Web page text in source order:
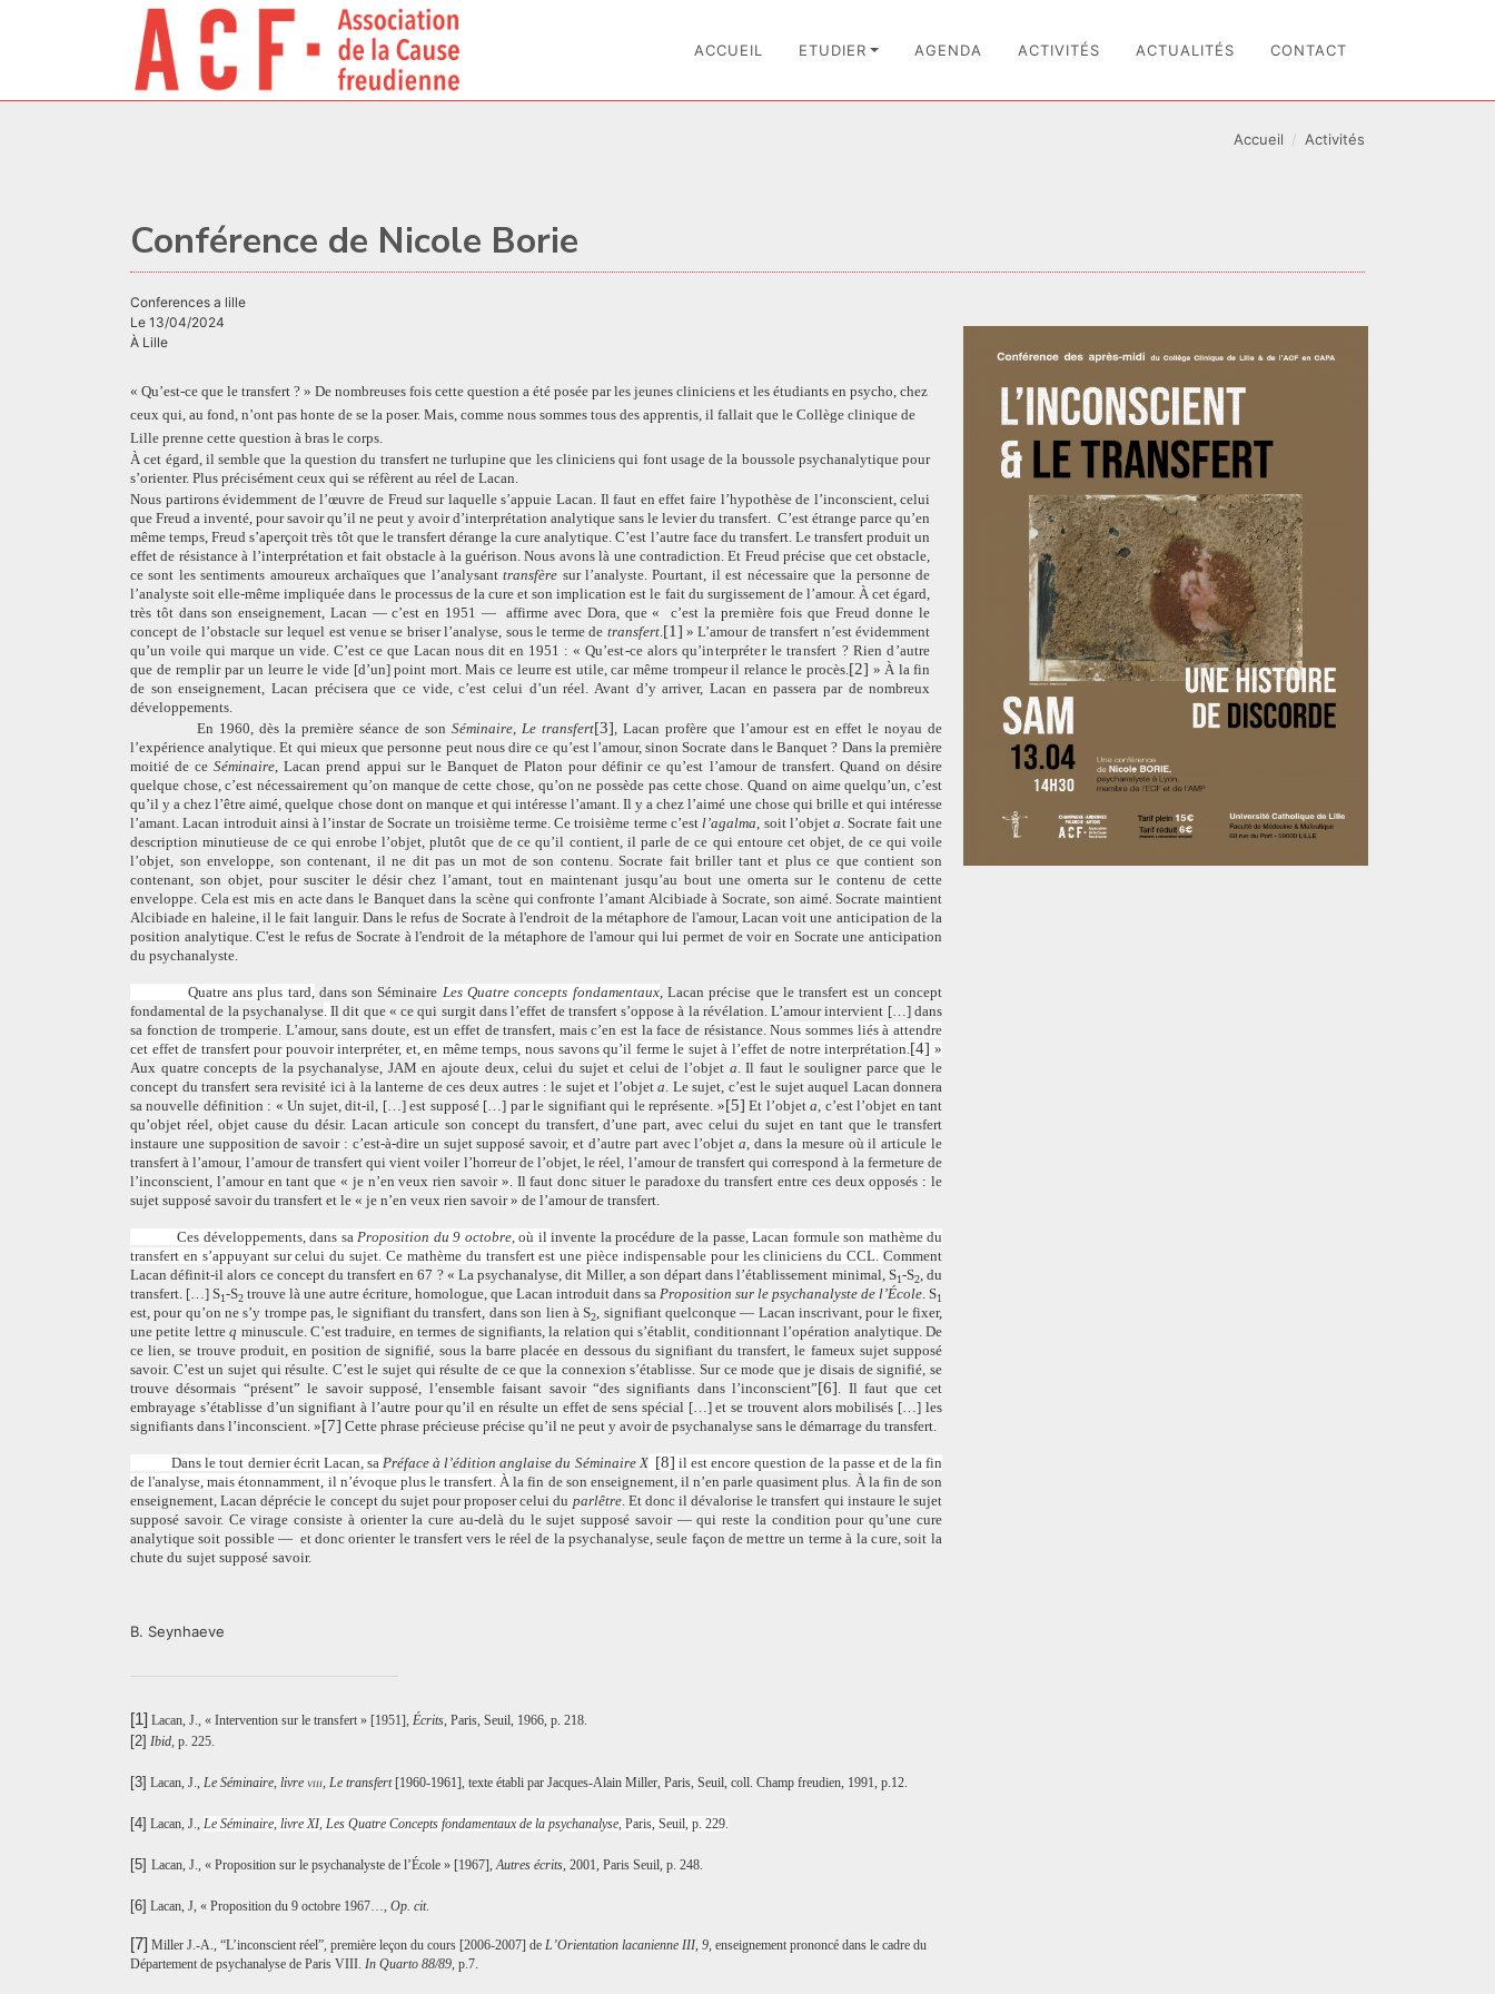
ACCUEIL ETUDIER AGENDA ACTIVITÉS ACTUALITÉS CONTACT
Accueil Activités
Conférence de Nicole Borie
conferences a lille
Le 13/04/2024
À Lille
« Qu’est-ce que le transfert ? » De nombreuses fois cette question a été posée par les jeunes cliniciens et les étudiants en psycho, chez
ceux qui, au fond, n’ont pas honte de se la poser. Mais, comme nous sommes tous des apprentis, il fallait que le Collège clinique de
Lille prenne cette question à bras le corps.
À cet égard, il semble que la question du transfert ne turlupine que les cliniciens qui font usage de la boussole psychanalytique pour
s’orienter. Plus précisément ceux qui se réfèrent au réel de Lacan.
Nous partirons évidemment de l’œuvre de Freud sur laquelle s’appuie Lacan.Il faut en effet faire l’hypothèse de l’inconscient, celui
que Freud a inventé, pour savoir qu’il ne peut y avoir d’interprétation analytique sans le levier du transfert.C’est étrange parce qu’en
même temps, Freud s’aperçoit très tôt que le transfert dérange la cure analytique. C’est l’autre face du transfert. Le transfert produit un
effet de résistance à l’interprétation et fait obstacle à la guérison. Nous avons là une contradiction. Et Freud précise que cet obstacle,
ce sont les sentiments amoureux archaïques que l’analysanttransfère sur l’analyste. Pourtant, il est nécessaire que la personne de
l’analyste soit elle-même impliquée dans le processus de la cure et son implication est le fait du surgissement de l’amour. À cet égard,
très tôt dans son enseignement, Lacan — c’est en 1951 —
affirme avec Dora, que« c’est la première fois que Freud donne le
concept de l’obstacle sur lequel est venue se briser l’analyse, sous le terme de transfert.[1] » L’amour de transfert n’est évidemment
qu’un voile qui marque un vide. C’est ce que Lacan nous dit en 1951 : « Qu’est-ce alors qu’interpréter le transfert ? Rien d’autre
que de remplir par un leurrele vide [d’un] point mort. Mais ce leurre est utile, car même trompeur il relance le procès.[2] »À la fin
de son enseignement, Lacan précisera que ce vide, c’est celui d’un réel.Avant d’y arriver, Lacan en passera par de nombreux
développements.
En 1960, dès la première séance de son Séminaire, Le transfert[3], Lacan profère que l’amour est en effet le noyau de
l’expérience analytique. Et qui mieux que personne peut nous dire ce qu’est l’amour, sinon Socrate dans le Banquet ? Dans la première
moitié de ceSéminaire, Lacan prend appui sur le Banquet de Platon pour définir ce qu’est l’amour de transfert. Quand on désire
quelque chose, c’est nécessairement qu’on manque de cette chose, qu’on ne possède pas cette chose. Quand on aime quelqu’un, c’est
qu’il y a chez l’être aimé, quelque chose dont on manque et qui intéresse l’amant. Il y a chez l’aimé une chose qui brille et qui intéresse
l’amant. Lacan introduit ainsi à l’instar de Socrate un troisième terme. Ce troisième terme c’estl’agalma, soit l’objeta. Socrate fait une
description minutieuse de ce qui enrobe l’objet, plutôt que de ce qu’il contient, il parle de ce qui entoure cet objet, de ce qui voile
l’objet, son enveloppe, son contenant, il ne dit pas un mot de son contenu. Socrate fait briller tant et plus ce que contient son
contenant, son objet, pour susciter le désir chez l’amant, tout en maintenant jusqu’au bout une omerta sur le contenu de cette
enveloppe. Cela est mis en acte dans le Banquet dans la scène qui confronte l’amant Alcibiade à Socrate, son aimé. Socrate maintient
Alcibiade en haleine, il le fait languir. Dans le refus de Socrate à l'endroit de la métaphore de l'amour, Lacan voit une anticipation de la
position analytique. C'est le refus de Socrate à l'endroit de la métaphore de l'amour qui lui permet de voir en Socrate une anticipation
du psychanalyste.
Quatre ans plus tard,dans son Séminaire Les Quatre concepts fondamentaux, Lacan précise que le transfert est un concept
fondamental de la psychanalyse.Il dit que « ce qui surgit dans l’effet de transfert s’oppose à la révélation. L’amour intervient […] dans
sa fonction de tromperie. L’amour, sans doute, est un effet de transfert, mais c’en est la face de résistance.Nous sommes liés à attendre
cet effet de transfert pour pouvoir interpréter, et, en même temps, nous savons qu’il ferme le sujet à l’effet de notre interprétation.[4] »
Aux quatre concepts de la psychanalyse, JAM en ajoute deux, celui du sujet et celui de l’objet a. Il faut le souligner parce que le
concept du transfert sera revisité ici à la lanterne de ces deux autres : le sujet et l’objet a. Le sujet, c’est le sujet auquel Lacan donnera
sa nouvelle définition : « Un sujet, dit-il, […] est supposé […] par le signifiant qui le représente. »[5] Et l’objeta, c’est l’objet en tant
qu’objet réel, objet cause du désir. Lacan articule son concept du transfert, d’une part, avec celui du sujet en tant que le transfert
instaure une supposition de savoir : c’est-à-dire un sujet supposé savoir, et d’autre part avec l’objeta, dans la mesure où il articule le
transfert à l’amour, l’amour de transfert qui vient voiler l’horreur de l’objet, le réel, l’amour de transfert qui correspond à la fermeture de
l’inconscient, l’amour en tant que « je n’en veux rien savoir ». Il faut donc situer le paradoxe du transfert entre ces deux opposés : le
sujet supposé savoir du transfert et le « je n’en veux rien savoir » de l’amour de transfert.
Ces développements, dans sa Proposition du 9 octobre, où il invente la procédure de la passe, Lacan formule son mathème du
transfert en s’appuyant sur celui du sujet. Ce mathème du transfert est une pièce indispensable pour les cliniciens du CCL. Comment
Lacan définit-il alors ce concept du transfert en 67 ? « La psychanalyse, dit Miller, a son départ dans l’établissement minimal, S1-S2, du
transfert. […] S1-S2 trouve là une autre écriture, homologue, que Lacan introduit dans sa Proposition sur le psychanalyste de l’École. S1
est, pour qu’on ne s’y trompe pas, le signifiant du transfert, dans son lien à S2, signifiant quelconque — Lacan inscrivant, pour le fixer,
une petite lettreq minuscule. C’est traduire, en termes de signifiants, la relation qui s’établit, conditionnant l’opération analytique. De
ce lien, se trouve produit, en position de signifié, sous la barre placée en dessous du signifiant du transfert, le fameux sujet supposé
savoir. C’est un sujet qui résulte. C’est le sujet qui résulte de ce que la connexion s’établisse. Sur ce mode que je disais de signifié, se
trouve désormais “présent” le savoir supposé, l’ensemble faisant savoir “des signifiants dans l’inconscient”[6]. Il faut que cet
embrayage s’établisse d’un signifiant à l’autre pour qu’il en résulte un effet de sens spécial […] et se trouvent alors mobilisés […] les
signifiants dans l’inconscient. »[7] Cette phrase précieuse précise qu’il ne peut y avoir de psychanalyse sans le démarrage du transfert.
Dans le tout dernier écrit Lacan, saPréface à l’édition anglaise du Séminaire X [8] il est encore question de la passe et de la fin
de l'analyse, mais étonnamment, il n’évoque plus le transfert. À la fin de son enseignement, il n’en parle quasiment plus. À la fin de son
enseignement, Lacan déprécie le concept du sujet pour proposer celui du parlêtre. Et donc il dévalorise le transfert qui instaure le sujet
supposé savoir. Ce virage consiste à orienter la cure au-delà du le sujet supposé savoir — qui reste la condition pour qu’une cure
analytique soit possible — et donc orienter le transfert vers le réel de la psychanalyse, seule façon demettre un terme à la cure, soit la
chute du sujet supposé savoir.
B. Seynhaeve
[1] Lacan, J., « Intervention sur le transfert » [1951], Écrits, Paris, Seuil, 1966, p. 218.
[2] Ibid, p. 225.
[3] Lacan, J., Le Séminaire, livre viii, Le transfert[1960-1961], texte établi par Jacques-Alain Miller, Paris, Seuil, coll. Champ freudien, 1991, p.12.
[4] Lacan, J., Le Séminaire, livre XI, Les Quatre Concepts fondamentaux de la psychanalyse, Paris, Seuil, p. 229.
[5] Lacan, J., « Proposition sur le psychanalyste de l’École » [1967],Autres écrits, 2001, Paris Seuil, p. 248.
[6] Lacan, J, « Proposition du 9 octobre 1967…, Op. cit.
[7] Miller J.-A., “L’inconscient réel”, première leçon du cours [2006-2007] de L’Orientation lacanienne III, 9, enseignement prononcé dans le cadre du
Département de psychanalyse de Paris VIII. In Quarto 88/89, p.7.